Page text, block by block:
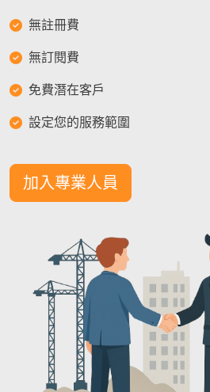
無註冊費
無訂閱費
免費潛在客戶
設定您的服務範圍
加入專業人員